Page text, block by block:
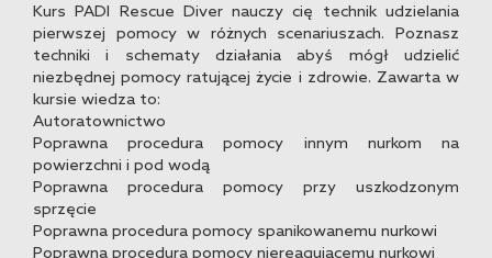
Kurs PADI Rescue Diver nauczy cię technik udzielania
pierwszej pomocy w różnych scenariuszach. Poznasz
techniki i schematy działania abyś mógł udzielić
niezbędnej pomocy ratującej życie i zdrowie. Zawarta w
kursie wiedza to:
Autoratownictwo
Poprawna procedura pomocy innym nurkom na
powierzchni i pod wodą
Poprawna procedura pomocy przy uszkodzonym
sprzęcie
Poprawna procedura pomocy spanikowanemu nurkowi
Poprawna procedura pomocy niereagującemu nurkowi